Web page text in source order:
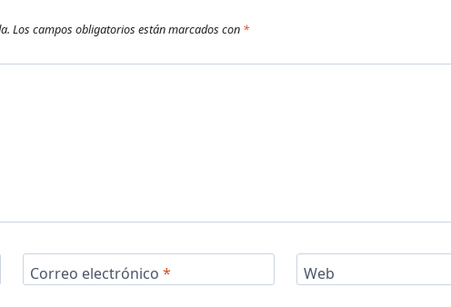
Los campos obligatorios están marcados con *
Correo electrónico * Web